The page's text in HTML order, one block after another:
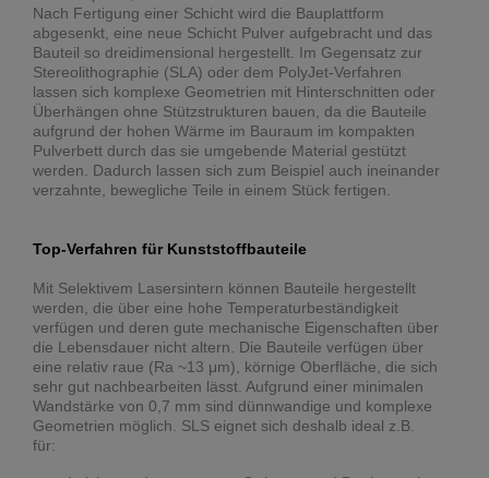
Nach Fertigung einer Schicht wird die Bauplattform
abgesenkt, eine neue Schicht Pulver aufgebracht und das
Bauteil so dreidimensional hergestellt. Im Gegensatz zur
Stereolithographie (SLA) oder dem PolyJet-Verfahren
lassen sich komplexe Geometrien mit Hinterschnitten oder
Überhängen ohne Stützstrukturen bauen, da die Bauteile
aufgrund der hohen Wärme im Bauraum im kompakten
Pulverbett durch das sie umgebende Material gestützt
werden. Dadurch lassen sich zum Beispiel auch ineinander
verzahnte, bewegliche Teile in einem Stück fertigen.
Top-Verfahren für Kunststoffbauteile
Mit Selektivem Lasersintern können Bauteile hergestellt
werden, die über eine hohe Temperaturbeständigkeit
verfügen und deren gute mechanische Eigenschaften über
die Lebensdauer nicht altern. Die Bauteile verfügen über
eine relativ raue (Ra ~13 μm), körnige Oberfläche, die sich
sehr gut nachbearbeiten lässt. Aufgrund einer minimalen
Wandstärke von 0,7 mm sind dünnwandige und komplexe
Geometrien möglich. SLS eignet sich deshalb ideal z.B.
für: